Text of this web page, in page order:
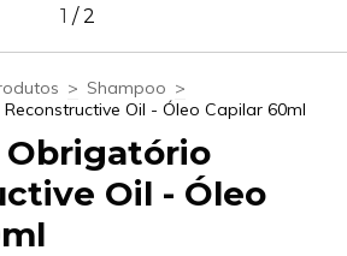
1 /2
> Shampoo >
Oil - Óleo Capilar 60ml
Obrigatório
Oil - Óleo